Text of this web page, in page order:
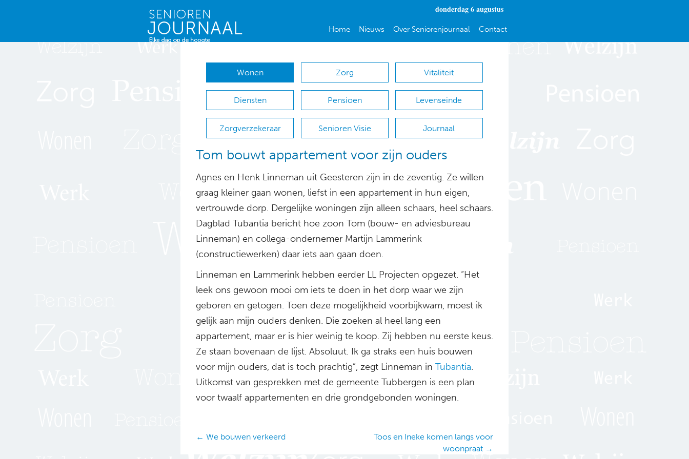
donderdag 6 augustus
Home Nieuws Over Seniorenjournaal Contact
Wonen Zorg Vitaliteit
Diensten Pensioen Levenseinde
Zorgverzekeraar Senioren Visie Journaal
Tom bouwt appartement voor zijn ouders
Agnes en Henk Linneman uit Geesteren zijn in de zeventig. Ze willen
graag kleiner gaan wonen, liefst in een appartement in hun eigen,
vertrouwde dorp. Dergelijke woningen zijn alleen schaars, heel schaars.
Dagblad Tubantia bericht hoe zoon Tom (bouw- en adviesbureau
Linneman) en collega-ondernemer Martijn Lammerink
(constructiewerken) daar iets aan gaan doen.
Linneman en Lammerink hebben eerder LL Projecten opgezet. “Het
leek ons gewoon mooi om iets te doen in het dorp waar we zijn
geboren en getogen. Toen deze mogelijkheid voorbijkwam, moest ik
gelijk aan mijn ouders denken. Die zoeken al heel lang een
appartement, maar er is hier weinig te koop. Zij hebben nu eerste keus.
Ze staan bovenaan de lijst. Absoluut. Ik ga straks een huis bouwen
voor mijn ouders, dat is toch prachtig”, zegt Linneman in Tubantia.
Uitkomst van gesprekken met de gemeente Tubbergen is een plan
voor twaalf appartementen en drie grondgebonden woningen.
Posts
← We bouwen verkeerd
Toos en Ineke komen langs voor
woonpraat →